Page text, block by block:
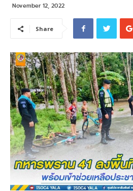
November 12, 2022
Share